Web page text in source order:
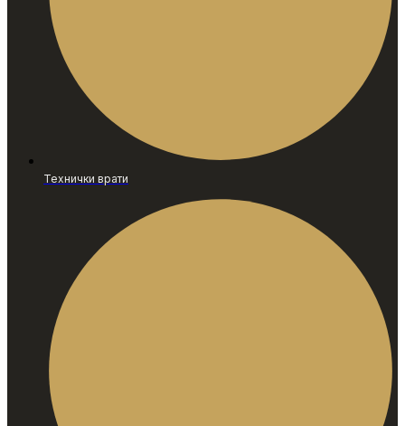
Технички врати